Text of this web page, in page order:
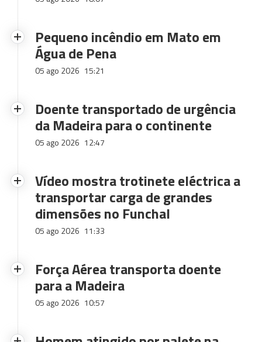
Pequeno incêndio em Mato em
Água de Pena
05 ago 2026 15:21
Doente transportado de urgência
da Madeira para o continente
05 ago 2026 12:47
Vídeo mostra trotinete eléctrica a
transportar carga de grandes
dimensões no Funchal
05 ago 2026 11:33
Força Aérea transporta doente
para a Madeira
05 ago 2026 10:57